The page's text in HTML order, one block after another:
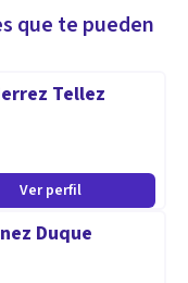
de Deusto
de Deusto
Ministerio de
que te pueden
Tellez
Ver perfil
Duque